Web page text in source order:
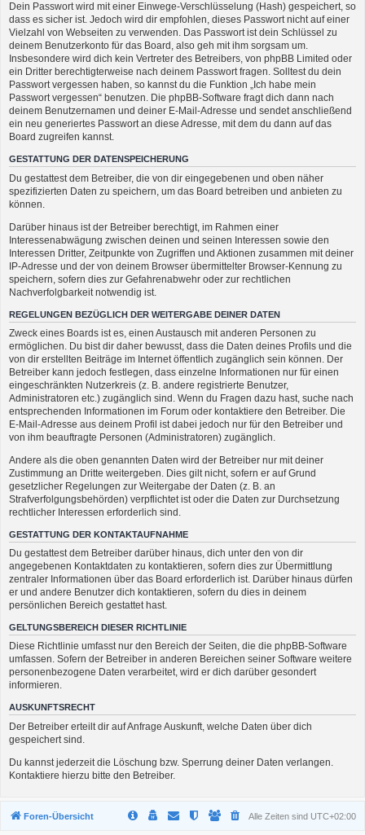
Dein Passwort wird mit einer Einwege-Verschlüsselung (Hash) gespeichert, so
dass es sicher ist. Jedoch wird dir empfohlen, dieses Passwort nicht auf einer
Vielzahl von Webseiten zu verwenden. Das Passwort ist dein Schlüssel zu
deinem Benutzerkonto für das Board, also geh mit ihm sorgsam um.
Insbesondere wird dich kein Vertreter des Betreibers, von phpBB Limited oder
ein Dritter berechtigterweise nach deinem Passwort fragen. Solltest du dein
Passwort vergessen haben, so kannst du die Funktion „Ich habe mein
Passwort vergessen“ benutzen. Die phpBB-Software fragt dich dann nach
deinem Benutzernamen und deiner E-Mail-Adresse und sendet anschließend
ein neu generiertes Passwort an diese Adresse, mit dem du dann auf das
Board zugreifen kannst.
GESTATTUNG DER DATENSPEICHERUNG
Du gestattest dem Betreiber, die von dir eingegebenen und oben näher
spezifizierten Daten zu speichern, um das Board betreiben und anbieten zu
können.
Darüber hinaus ist der Betreiber berechtigt, im Rahmen einer
Interessenabwägung zwischen deinen und seinen Interessen sowie den
Interessen Dritter, Zeitpunkte von Zugriffen und Aktionen zusammen mit deiner
IP-Adresse und der von deinem Browser übermittelter Browser-Kennung zu
speichern, sofern dies zur Gefahrenabwehr oder zur rechtlichen
Nachverfolgbarkeit notwendig ist.
REGELUNGEN BEZÜGLICH DER WEITERGABE DEINER DATEN
Zweck eines Boards ist es, einen Austausch mit anderen Personen zu
ermöglichen. Du bist dir daher bewusst, dass die Daten deines Profils und die
von dir erstellten Beiträge im Internet öffentlich zugänglich sein können. Der
Betreiber kann jedoch festlegen, dass einzelne Informationen nur für einen
eingeschränkten Nutzerkreis (z. B. andere registrierte Benutzer,
Administratoren etc.) zugänglich sind. Wenn du Fragen dazu hast, suche nach
entsprechenden Informationen im Forum oder kontaktiere den Betreiber. Die
E-Mail-Adresse aus deinem Profil ist dabei jedoch nur für den Betreiber und
von ihm beauftragte Personen (Administratoren) zugänglich.
Andere als die oben genannten Daten wird der Betreiber nur mit deiner
Zustimmung an Dritte weitergeben. Dies gilt nicht, sofern er auf Grund
gesetzlicher Regelungen zur Weitergabe der Daten (z. B. an
Strafverfolgungsbehörden) verpflichtet ist oder die Daten zur Durchsetzung
rechtlicher Interessen erforderlich sind.
GESTATTUNG DER KONTAKTAUFNAHME
Du gestattest dem Betreiber darüber hinaus, dich unter den von dir
angegebenen Kontaktdaten zu kontaktieren, sofern dies zur Übermittlung
zentraler Informationen über das Board erforderlich ist. Darüber hinaus dürfen
er und andere Benutzer dich kontaktieren, sofern du dies in deinem
persönlichen Bereich gestattet hast.
GELTUNGSBEREICH DIESER RICHTLINIE
Diese Richtlinie umfasst nur den Bereich der Seiten, die die phpBB-Software
umfassen. Sofern der Betreiber in anderen Bereichen seiner Software weitere
personenbezogene Daten verarbeitet, wird er dich darüber gesondert
informieren.
AUSKUNFTSRECHT
Der Betreiber erteilt dir auf Anfrage Auskunft, welche Daten über dich
gespeichert sind.
Du kannst jederzeit die Löschung bzw. Sperrung deiner Daten verlangen.
Kontaktiere hierzu bitte den Betreiber.
Foren-Übersicht Alle Zeiten sind UTC+02:00